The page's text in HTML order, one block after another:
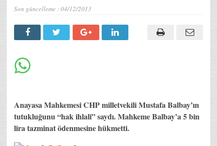
Son güncelleme :04/12/2013
Anayasa Mahkemesi CHP milletvekili Mustafa Balbay’ın
tutukluğunu “hak ihlali” saydı. Mahkeme Balbay’a 5 bin
lira tazminat ödenmesine hükmetti.